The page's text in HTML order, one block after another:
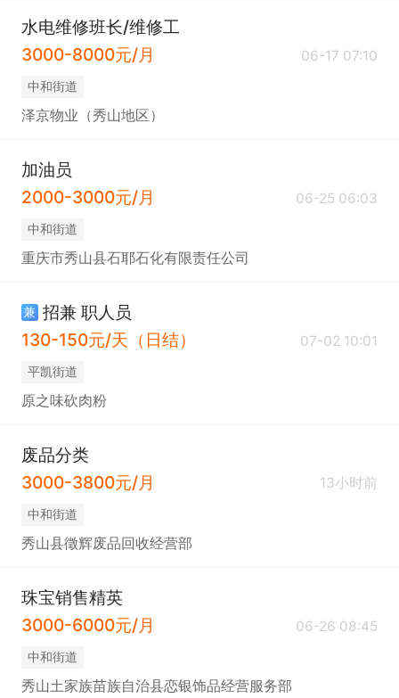
水电维修班长/维修工
3000-8000元/月
06-17 07:10
中和街道
泽京物业（秀山地区）
加油员
2000-3000元/月
06-25 06:03
中和街道
重庆市秀山县石耶石化有限责任公司
兼 招兼 职人员
130-150元/天（日结）
07-02 10:01
平凯街道
原之味砍肉粉
废品分类
3000-3800元/月
13小时前
中和街道
秀山县徵辉废品回收经营部
珠宝销售精英
3000-6000元/月
06-26 08:45
中和街道
秀山土家族苗族自治县恋银饰品经营服务部